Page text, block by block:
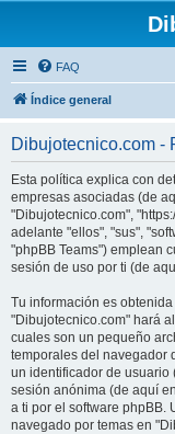
FAQ
Índice general
Dibujotecnico.com -
Esta política explica con
empresas asociadas (de
"Dibujotecnico.com",
adelante "ellos", "sus",
"phpBB Teams") emplean
sesión de uso por ti (de
Tu información es
"Dibujotecnico.com" hará
cuales son un pequeño
temporales del navegador
un identificador de usuario
sesión anónima (de aquí
a ti por el software phpBB.
navegado por temas en